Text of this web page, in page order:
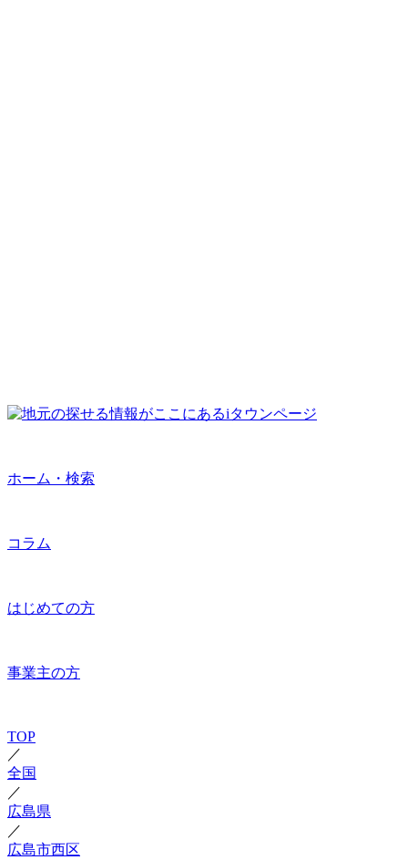
ホーム・検索
コラム
はじめての方
事業主の方
TOP
／
全国
／
広島県
／
広島市西区